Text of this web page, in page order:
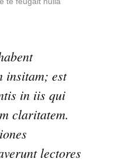
insitam; est
in iis qui
claritatem.
lectores